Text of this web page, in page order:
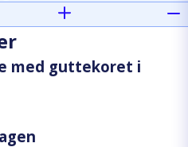
med guttekoret i